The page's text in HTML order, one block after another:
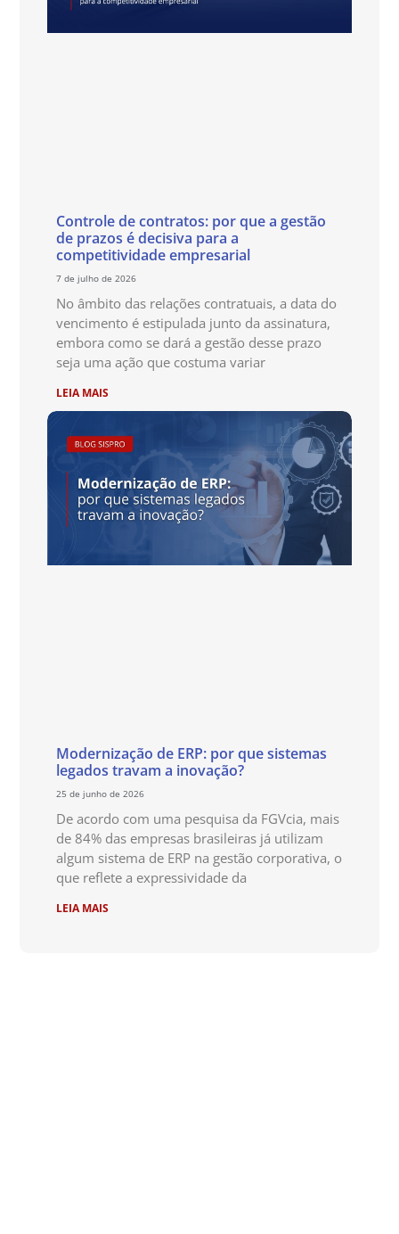
Controle de contratos: por que a gestão
de prazos é decisiva para a
competitividade empresarial
7 de julho de 2026
No âmbito das relações contratuais, a data do
vencimento é estipulada junto da assinatura,
embora como se dará a gestão desse prazo
seja uma ação que costuma variar
LEIA MAIS
Modernização de ERP: por que sistemas
legados travam a inovação?
25 de junho de 2026
De acordo com uma pesquisa da FGVcia, mais
de 84% das empresas brasileiras já utilizam
algum sistema de ERP na gestão corporativa, o
que reflete a expressividade da
LEIA MAIS